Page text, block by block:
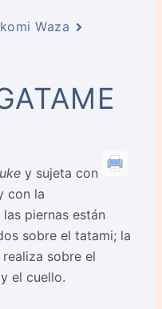
Waza
uke y sujeta con
con la
piernas están
sobre el tatami; la
realiza sobre el
el cuello.